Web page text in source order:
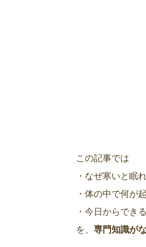
この記事では
・なぜ寒いと眠
・体の中で何が
・今日からでき
を、 専門知識が